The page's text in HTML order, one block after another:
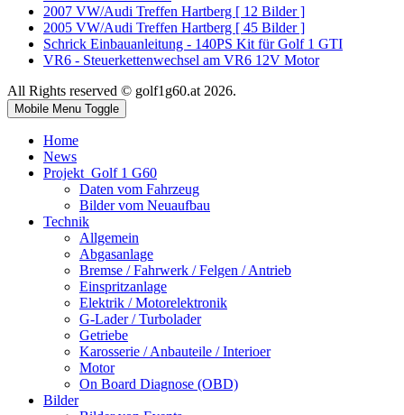
2007 VW/Audi Treffen Hartberg [ 12 Bilder ]
2005 VW/Audi Treffen Hartberg [ 45 Bilder ]
Schrick Einbauanleitung - 140PS Kit für Golf 1 GTI
VR6 - Steuerkettenwechsel am VR6 12V Motor
All Rights reserved © golf1g60.at 2026.
Mobile Menu Toggle
Home
News
Projekt_Golf 1 G60
Daten vom Fahrzeug
Bilder vom Neuaufbau
Technik
Allgemein
Abgasanlage
Bremse / Fahrwerk / Felgen / Antrieb
Einspritzanlage
Elektrik / Motorelektronik
G-Lader / Turbolader
Getriebe
Karosserie / Anbauteile / Interioer
Motor
On Board Diagnose (OBD)
Bilder